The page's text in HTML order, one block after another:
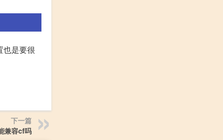
也是要很
下一篇
兼容cf吗